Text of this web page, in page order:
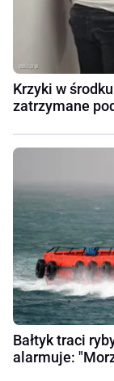
Krzyki w
zatrzymane
Bałtyk traci
alarmuje: